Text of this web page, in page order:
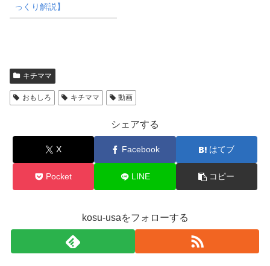
っくり解説】
キチママ
おもしろ キチママ 動画
シェアする
X Facebook はてブ
Pocket LINE コピー
kosu-usaをフォローする